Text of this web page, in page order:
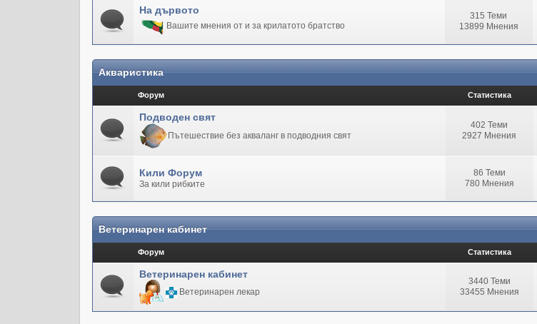
На дървото
Вашите мнения от и за крилатото братство
315 Теми
13899 Мнения
Акваристика
Форум Статистика
Подводен свят
Пътешествие без акваланг в подводния свят
402 Теми
2927 Мнения
Кили Форум
За кили рибките
86 Теми
780 Мнения
Ветеринарен кабинет
Форум Статистика
Ветеринарен кабинет
Ветеринарен лекар
3440 Теми
33455 Мнения